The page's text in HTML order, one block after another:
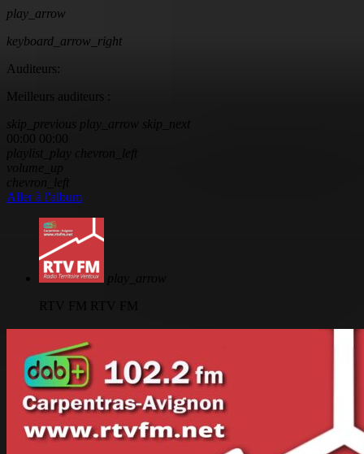
play_arrow
keyboard_arrow_right
Auditeurs:
Meilleurs auditeurs :
skip_previous play_arrow skip_next
00:00 00:00
Aller à l'album